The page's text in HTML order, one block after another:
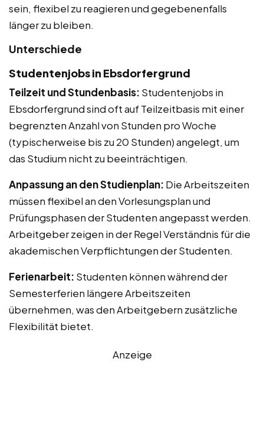
sein, flexibel zu reagieren und gegebenenfalls
länger zu bleiben.
Unterschiede
Studentenjobs in Ebsdorfergrund
Teilzeit und Stundenbasis: Studentenjobs in
Ebsdorfergrund sind oft auf Teilzeitbasis mit einer
begrenzten Anzahl von Stunden pro Woche
(typischerweise bis zu 20 Stunden) angelegt, um
das Studium nicht zu beeinträchtigen.
Anpassung an den Studienplan: Die Arbeitszeiten
müssen flexibel an den Vorlesungsplan und
Prüfungsphasen der Studenten angepasst werden.
Arbeitgeber zeigen in der Regel Verständnis für die
akademischen Verpflichtungen der Studenten.
Ferienarbeit: Studenten können während der
Semesterferien längere Arbeitszeiten
übernehmen, was den Arbeitgebern zusätzliche
Flexibilität bietet.
Anzeige